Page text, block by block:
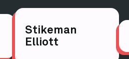
Stikeman
Elliott